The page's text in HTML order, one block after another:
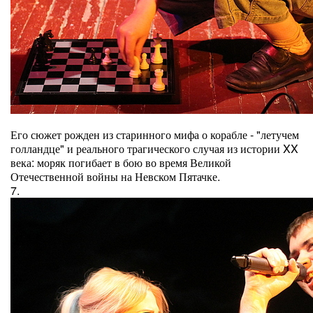
Его сюжет рожден из старинного мифа о корабле - "летучем
голландце" и реального трагического случая из истории XX
века: моряк погибает в бою во время Великой
Отечественной войны на Невском Пятачке.
7.